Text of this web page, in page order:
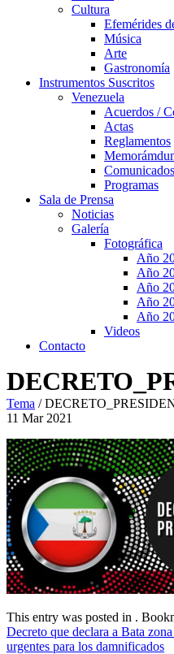
Cultura
Efemérides
Música
Arte
Gastronomía
Instrumentos Suscritos
Venezuela
Acuerdos /
Actas
Reglamentos
Programas
Sala de Prensa
Noticias
Galería
Fotográfica
Año
Año
Año
Año
Año
Videos
Contacto
Tema /
11 Mar 2021
This entry was posted in .
Decreto que declara a Bata
urgentes para los damnificados